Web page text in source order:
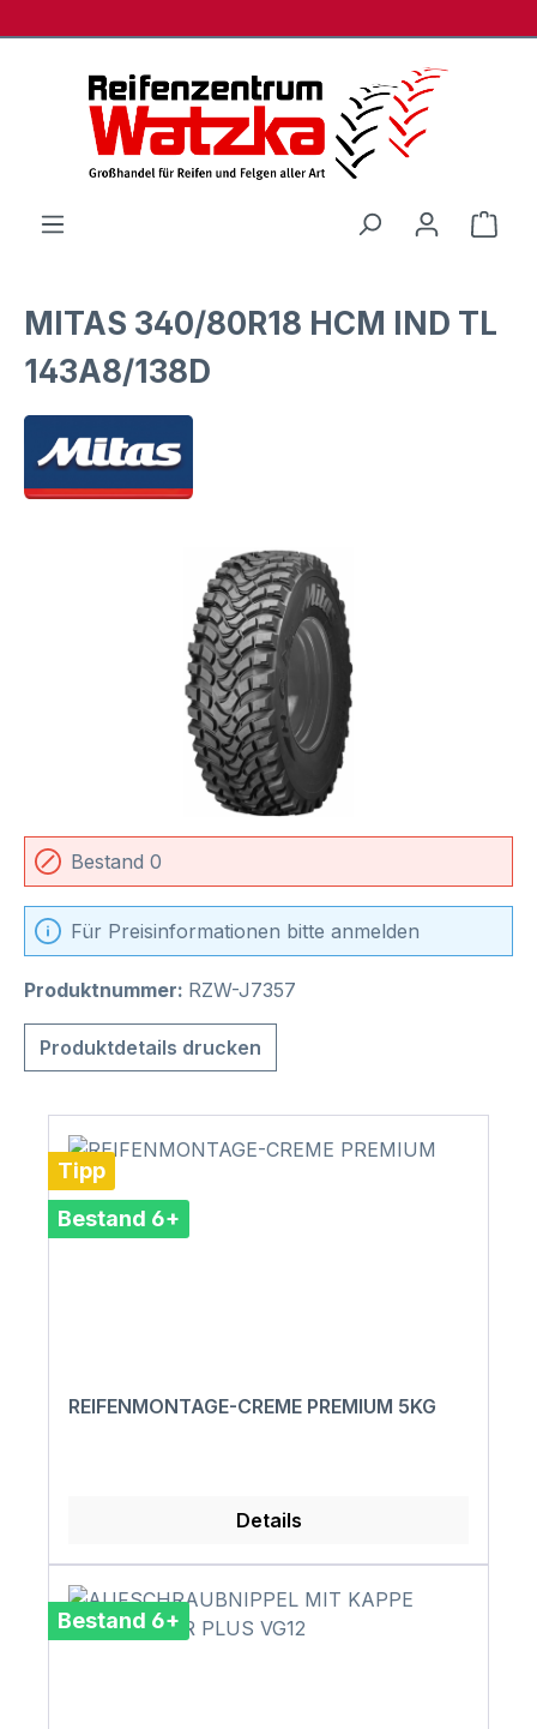
MITAS 340/80R18 HCM IND TL
143A8/138D
Bildergalerie überspringen
Bestand 0
Für Preisinformationen bitte anmelden
Produktnummer: RZW-J7357
Produktdetails drucken
Tipp
Bestand 6+
REIFENMONTAGE-CREME PREMIUM 5KG
Details
Bestand 6+